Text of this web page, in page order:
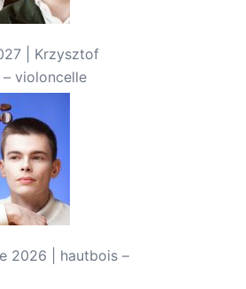
| Krzysztof
violoncelle
2026 | hautbois –